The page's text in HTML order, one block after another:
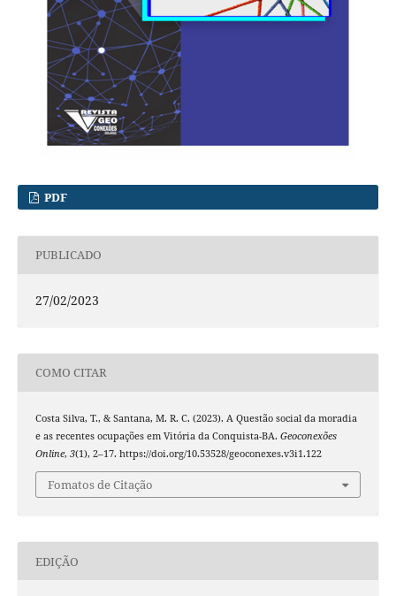
PDF
PUBLICADO
27/02/2023
COMO CITAR
Costa Silva, T., & Santana, M. R. C. (2023). A Questão social da moradia
e as recentes ocupações em Vitória da Conquista-BA. Geoconexões
Online, 3(1), 2–17. https://doi.org/10.53528/geoconexes.v3i1.122
Fomatos de Citação
EDIÇÃO